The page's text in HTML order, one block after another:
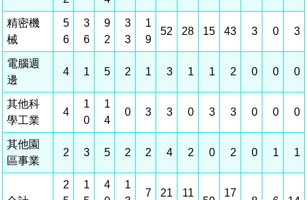
機關採購廉政平臺
檔案教育訓練及標竿學習
檔案管理局相關連結
污水處理廠
研究機構
育成中心
考古遺址
南科新港堂
生活服務
園區宿舍簡介
自行車道網
南科實中
人文景觀地圖
創新創業
南科AI_ROBOT自造基地
南科創業工坊
永續園區
企業社會責任
永續LOHAS綠色園區
生態資產
工安管理
環保管理
勞資管理
建築管理
營建管理
廢棄物清除處理費
新興科技應用計畫
敦親睦鄰經費補助
園區廠商採購資訊